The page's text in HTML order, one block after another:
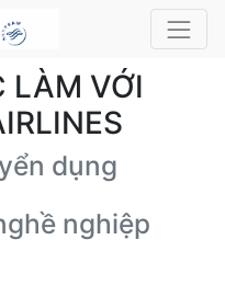
LÀM VỚI
dụng
nghiệp